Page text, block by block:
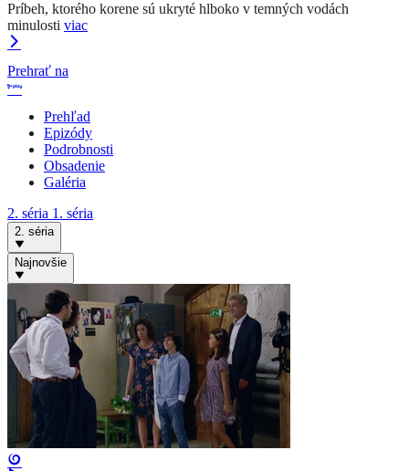
Príbeh, ktorého korene sú ukryté hlboko v temných vodách
minulosti viac
Prehrať na
Prehľad
Epizódy
Podrobnosti
Obsadenie
Galéria
2. séria 1. séria
2. séria
Najnovšie